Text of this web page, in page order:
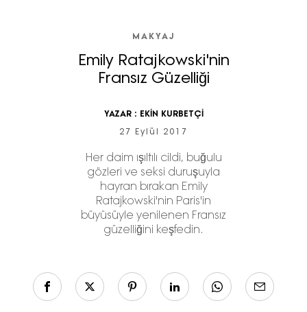
MAKYAJ
Emily Ratajkowski'nin
Fransız Güzelliği
YAZAR : EKİN KURBETÇİ
27 Eylül 2017
Her daim ışıltılı cildi, buğulu
gözleri ve seksi duruşuyla
hayran bırakan Emily
Ratajkowski'nin Paris'in
büyüsüyle yenilenen Fransız
güzelliğini keşfedin.